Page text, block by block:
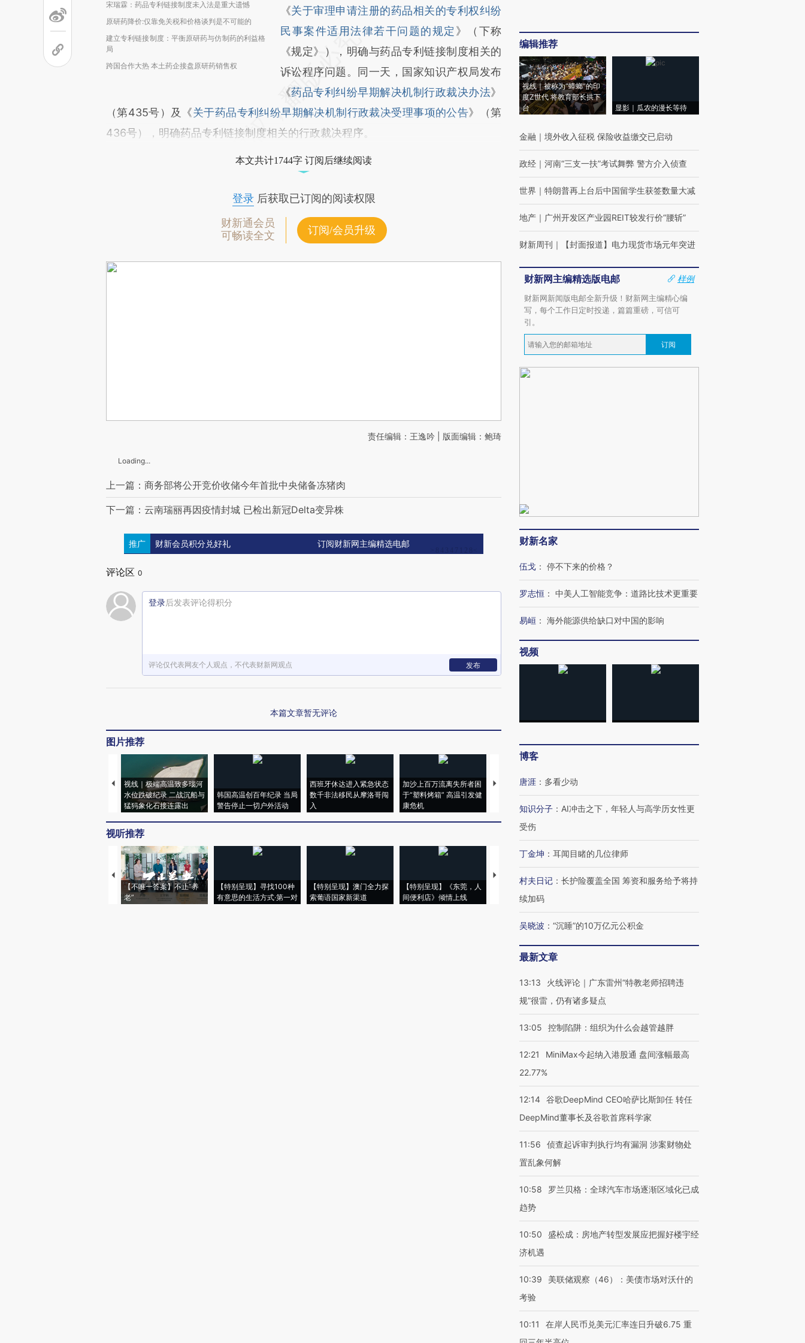
宋瑞霖：药品专利链接制度未入法是重大遗憾
原研药降价:仅靠免关税和价格谈判是不可能的
建立专利链接制度：平衡原研药与仿制药的利益格
局
跨国合作大热 本土药企接盘原研药销售权
《关于审理申请注册的药品相关的专利权纠纷
民事案件适用法律若干问题的规定 》（下称
《规定》），明确与药品专利链接制度相关的
诉讼程序问题。同一天，国家知识产权局发布
《药品专利纠纷早期解决机制行政裁决办法》
（第435号）及《关于药品专利纠纷早期解决机制行政裁决受理事项的公告》（第
436号），明确药品专利链接制度相关的行政裁决程序。
本文共计1744字 订阅后继续阅读
登录后获取已订阅的阅读权限
财新通会员
可畅读全文
订阅/会员升级
责任编辑：王逸吟 | 版面编辑：鲍琦
Loading...
上一篇：商务部将公开竞价收储今年首批中央储备冻猪肉
下一篇：云南瑞丽再因疫情封城 已检出新冠Delta变异株
推广 财新会员积分兑好礼 订阅财新网主编精选电邮
评论区 0
登录后发表评论得积分
评论仅代表网友个人观点，不代表财新网观点 发布
本篇文章暂无评论
图片推荐
视线｜极端高温致多瑙河
水位跌破纪录 二战沉船与
猛犸象化石接连露出
韩国高温创百年纪录 当局
警告停止一切户外活动
西班牙休达进入紧急状态
数千非法移民从摩洛哥闯
入
加沙上百万流离失所者困
于“塑料烤箱” 高温引发健
康危机
马航飞行员跨国走私7万
粒摇头丸 尿检体内含3种
泽连斯基密集出访美英 索
要防空导弹“救急”
秘鲁纳斯卡观光飞机坠毁
13人遇难
视听推荐
【不唯一答案】不止“养
老”
【特别呈现】寻找100种
有意思的生活方式·第一对
【特别呈现】澳门全力探
索葡语国家新渠道
【特别呈现】《东莞，人
间便利店》倾情上线
【推广】走进第四届链博
会，让数智科技“链”接产
【特别呈现】寻找100种
【商旅对话】华住集团
CFO：不靠规模取胜，华
编辑推荐
视线｜被称为“蟑螂”的印
度Z世代 将教育部长拱下
台
显影｜瓜农的漫长等待
金融 ｜ 境外收入征税 保险收益缴交已启动
政经 ｜ 河南“三支一扶”考试舞弊 警方介入侦查
世界 ｜ 特朗普再上台后中国留学生获签数量大减
地产 ｜ 广州开发区产业园REIT较发行价“腰斩”
财新周刊 ｜ 【封面报道】电力现货市场元年突进
财新网主编精选版电邮
样例
财新网新闻版电邮全新升级！财新网主编精心编
写，每个工作日定时投递，篇篇重磅，可信可
引。
订阅
财新名家
伍戈 ： 停不下来的价格？
罗志恒 ： 中美人工智能竞争：道路比技术更重要
易峘 ： 海外能源供给缺口对中国的影响
视频
博客
唐涯 ： 多看少动
知识分子 ： AI冲击之下，年轻人与高学历女性更
受伤
丁金坤 ： 耳闻目睹的几位律师
村夫日记 ： 长护险覆盖全国 筹资和服务给予将持
续加码
吴晓波 ： “沉睡”的10万亿元公积金
最新文章
13:13
火线评论｜广东雷州“特教老师招聘违
规”很雷，仍有诸多疑点
13:05 控制陷阱：组织为什么会越管越胖
12:21
MiniMax今起纳入港股通 盘间涨幅最高
22.77%
12:14 谷歌DeepMind CEO哈萨比斯卸任 转任
DeepMind董事长及谷歌首席科学家
11:56
侦查起诉审判执行均有漏洞 涉案财物处
置乱象何解
10:58
罗兰贝格：全球汽车市场逐渐区域化已成
趋势
10:50
盛松成：房地产转型发展应把握好楼宇经
济机遇
10:39
美联储观察（46）：美债市场对沃什的
考验
10:11
在岸人民币兑美元汇率连日升破6.75 重